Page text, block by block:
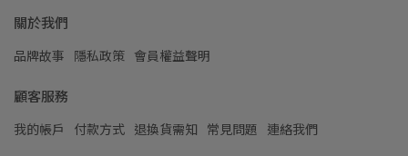
關於我們
品牌故事 隱私政策 會員權益聲明
顧客服務
我的帳戶 付款方式 退換貨需知 常見問題 連絡我們